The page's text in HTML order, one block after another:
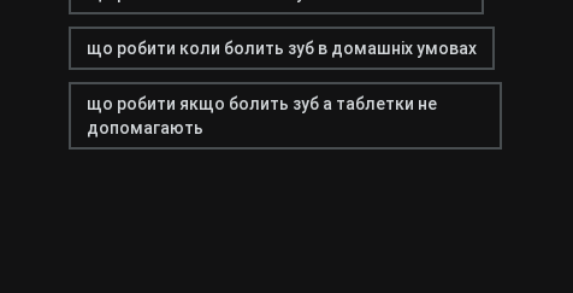
що робити коли болить зуб в домашніх умовах
що робити якщо болить зуб а таблетки не
допомагають